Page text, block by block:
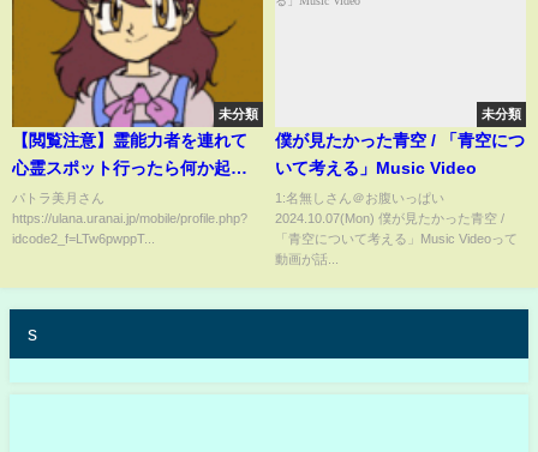
未分類
【閲覧注意】霊能力者を連れて
心霊スポット行ったら何か起き
る？
パトラ美月さん
https://ulana.uranai.jp/mobile/profile.php?
idcode2_f=LTw6pwppT...
未分類
僕が見たかった青空 / 「青空につ
いて考える」Music Video
1:名無しさん＠お腹いっぱい
2024.10.07(Mon) 僕が見たかった青空 /
「青空について考える」Music Videoって
動画が話...
s